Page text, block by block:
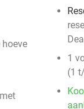
hoeve
1
(1